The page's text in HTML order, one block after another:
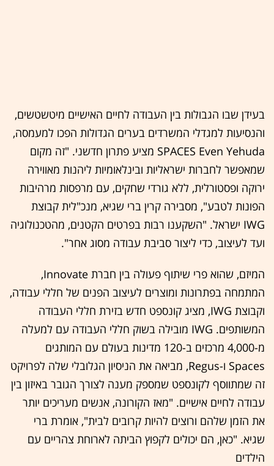
בעידן שבו הגבולות בין העבודה לחיים האישיים מיטשטשים,
והנסיעות למגדלי המשרדים בערים הגדולות הפכו למעמסה,
SPACES Even Yehuda מציע פתרון חדשני. "זה מקום
שמאפשר לחברות ישראליות ובינלאומיות ליהנות מאווירה
ירוקה ופסטורלית, ללא גורדי שחקים, עם מרפסות מרהיבות
הפונות לטבע", מסבירה קרין ברי שגיא, מנכ"לית קבוצת
IWG ישראל. "השקענו רבות בפרטים הקטנים, מהטכנולוגיה
ועד לעיצוב, כדי ליצור סביבת עבודה מסוג אחר".
המיזם, שהוא פרי שיתוף פעולה בין חברת Innovate,
המתמחה בפתרונות ומוצרים לעיצוב הפנים של חללי עבודה,
וקבוצת IWG, מציג קונספט חדש בזירת חללי העבודה
המשותפים. IWG מובילה בשוק חללי העבודה עם למעלה
מ-4,000 מרכזים ב-120 מדינות בעולם עם המותגים
Spaces ו-Regus, מביאה את הניסיון הגלובלי שלה לפרויקט
זה שמתווסף לקונספט שמספק מענה לצורך הגובר באיזון בין
עבודה לחיים אישיים. "מאז הקורונה, אנשים מעריכים יותר
את הזמן שלהם ורוצים להיות קרובים לבית", אומרת ברי
שגיא. "כאן, הם יכולים לקפוץ הביתה לארוחת צהריים עם
הילדים